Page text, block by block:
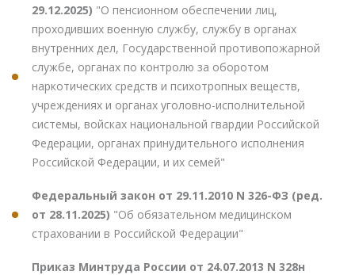
29.12.2025) "О пенсионном обеспечении лиц,
проходивших военную службу, службу в органах
внутренних дел, Государственной противопожарной
службе, органах по контролю за оборотом
наркотических средств и психотропных веществ,
учреждениях и органах уголовно-исполнительной
системы, войсках национальной гвардии Российской
Федерации, органах принудительного исполнения
Российской Федерации, и их семей"
Федеральный закон от 29.11.2010 N 326-ФЗ (ред.
от 28.11.2025) "Об обязательном медицинском
страховании в Российской Федерации"
Приказ Минтруда России от 24.07.2013 N 328н